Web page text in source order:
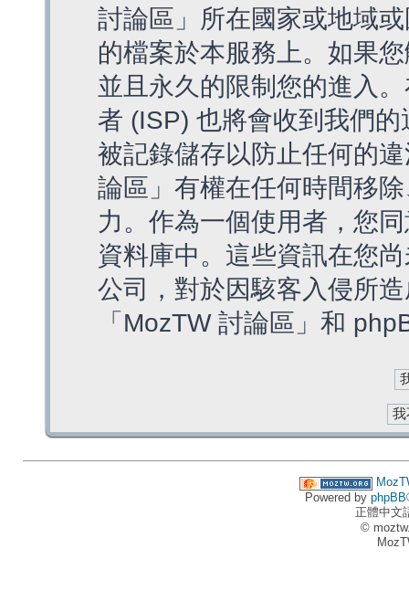
討論區」所在國家或地域
的檔案於本服務上。如果
並且永久的限制您的進入
者 (ISP) 也將會收到我們
被記錄儲存以防止任何的
論區」有權在任何時間移
力。作為一個使用者，您
資料庫中。這些資訊在您
公司，對於因駭客入侵所
「MozTW 討論區」和
Powered by phpBB
正體中文
©